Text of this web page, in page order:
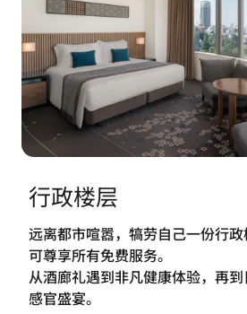
行政楼层
远离都市喧嚣，犒劳自己一份行
可尊享所有免费服务。
从酒廊礼遇到非凡健康体验，再
感官盛宴。